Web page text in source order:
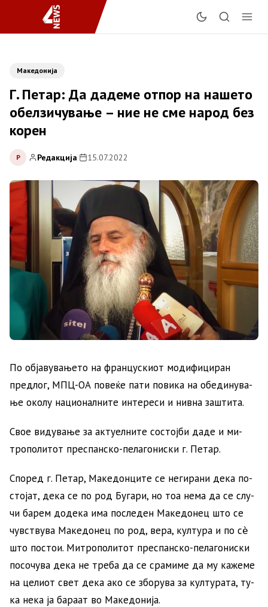
Македонија
Г. Петар: Да дадеме отпор на нашето
обелзичување – ние не сме народ без
корен
Р Редакција| 15.07.2022
По об­ја­ву­ва­ње­то на фран­цу­ски­от мо­ди­фи­ци­ран
пред­лог, МПЦ-ОА повеќе пати по­ви­ка на обе­ди­ну­ва­
ње око­лу на­ци­о­нал­ни­те ин­те­ре­си и нив­на за­шти­та.
Свое видување за актуелните состојби даде и ми­
тро­по­ли­тот прес­пан­ско-пе­ла­го­ни­ски г. Пе­тар.
Спо­ред г. Пе­тар, Ма­ке­дон­ци­те се не­ги­ра­ни де­ка по­
сто­јат, де­ка се по род Бу­га­ри, но тоа не­ма да се слу­
чи ба­рем до­де­ка има пос­ле­ден Ма­ке­до­нец што се
чув­ству­ва Ма­ке­до­нец по род, ве­ра, кул­ту­ра и по сѐ
што по­стои. Ми­тро­по­ли­тот прес­пан­ско-пе­ла­го­ни­ски
по­со­чу­ва де­ка не тре­ба да се сра­ми­ме да му ка­же­ме
на це­ли­от свет де­ка ако се збо­ру­ва за кул­ту­ра­та, ту­
ка не­ка ја ба­ра­ат во Ма­ке­до­ни­ја.